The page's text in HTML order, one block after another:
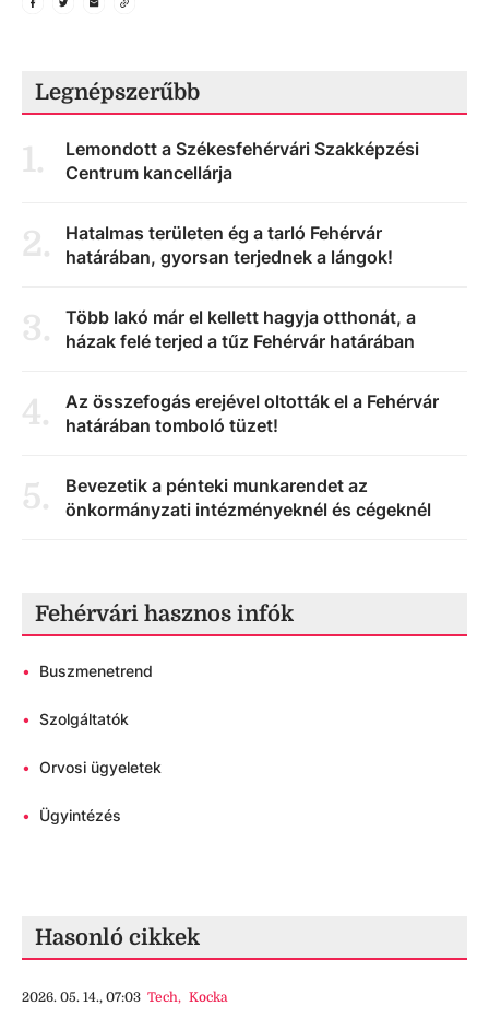
Legnépszerűbb
1.
Lemondott a Székesfehérvári Szakképzési
Centrum kancellárja
2.
Hatalmas területen ég a tarló Fehérvár
határában, gyorsan terjednek a lángok!
3.
Több lakó már el kellett hagyja otthonát, a
házak felé terjed a tűz Fehérvár határában
4.
Az összefogás erejével oltották el a Fehérvár
határában tomboló tüzet!
5.
Bevezetik a pénteki munkarendet az
önkormányzati intézményeknél és cégeknél
Fehérvári hasznos infók
• Buszmenetrend
• Szolgáltatók
• Orvosi ügyeletek
• Ügyintézés
Hasonló cikkek
2026. 05. 14., 07:03 Tech, Kocka